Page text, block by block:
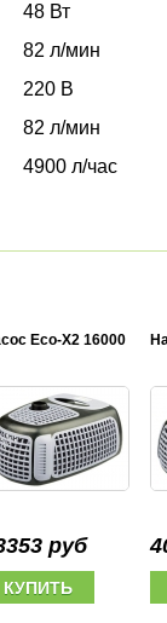
48 Вт
82 л/мин
220 В
82 л/мин
4900 л/час
Eco-X2 16000
руб